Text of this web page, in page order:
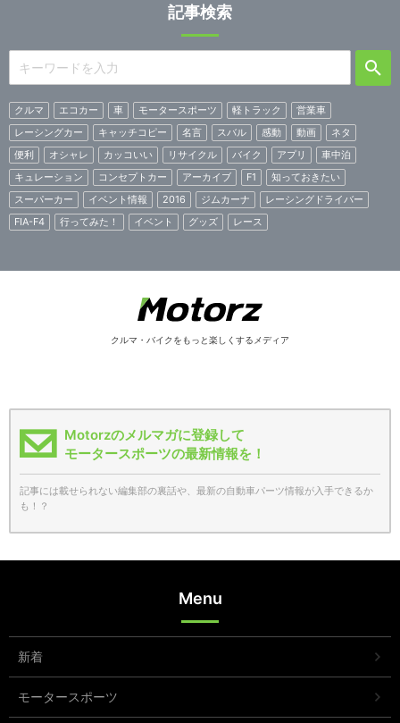
記事検索
クルマ エコカー 車 モータースポーツ 軽トラック
営業車
レーシングカー
キャッチコピー 名言 スバル 感動 動画
ネタ
便利
オシャレ カッコいい リサイクル バイク アプリ
車中泊
キュレーション
コンセプトカー アーカイブ F1
知っておきたい
スーパーカー
イベント情報 2016 ジムカーナ
レーシングドライバー
FIA-F4
行ってみた！ イベント グッズ レース
クルマ・バイクをもっと楽しくするメディア
Motorzのメルマガに登録して
モータースポーツの最新情報を！
記事には載せられない編集部の裏話や、最新の自動車パーツ情報が入手できるか
も！？
Menu
新着
モータースポーツ